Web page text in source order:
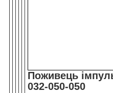
Поживець
032-050-050